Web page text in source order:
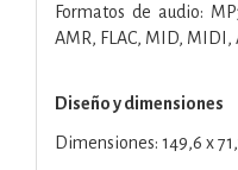
Formatos de audio:
AMR, FLAC, MID, MIDI,
Diseño y dimensiones
Dimensiones: 149,6 x